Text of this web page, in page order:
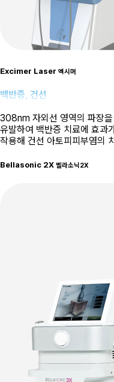
Excimer Laser 엑시머
백반증, 건선
308nm 자외선 영역의 파장
유발하여 백반증 치료에 효과
작용해 건선 아토피피부염의
Bellasonic 2X 벨라소닉2X